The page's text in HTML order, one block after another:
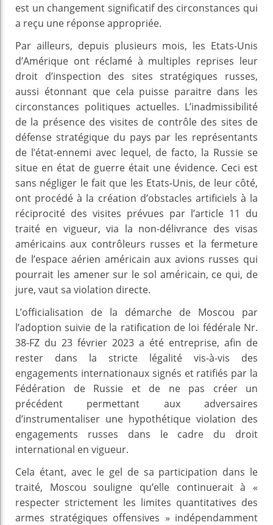
est un changement significatif des circonstances qui
a reçu une réponse appropriée.
Par ailleurs, depuis plusieurs mois, les Etats-Unis
d’Amérique ont réclamé à multiples reprises leur
droit d’inspection des sites stratégiques russes,
aussi étonnant que cela puisse paraitre dans les
circonstances politiques actuelles. L’inadmissibilité
de la présence des visites de contrôle des sites de
défense stratégique du pays par les représentants
de l’état-ennemi avec lequel, de facto, la Russie se
situe en état de guerre était une évidence. Ceci est
sans négliger le fait que les Etats-Unis, de leur côté,
ont procédé à la création d’obstacles artificiels à la
réciprocité des visites prévues par l’article 11 du
traité en vigueur, via la non-délivrance des visas
américains aux contrôleurs russes et la fermeture
de l’espace aérien américain aux avions russes qui
pourrait les amener sur le sol américain, ce qui, de
jure, vaut sa violation directe.
L’officialisation de la démarche de Moscou par
l’adoption suivie de la ratification de loi fédérale Nr.
38-FZ du 23 février 2023 a été entreprise, afin de
rester dans la stricte légalité vis-à-vis des
engagements internationaux signés et ratifiés par la
Fédération de Russie et de ne pas créer un
précédent permettant aux adversaires
d’instrumentaliser une hypothétique violation des
engagements russes dans le cadre du droit
international en vigueur.
Cela étant, avec le gel de sa participation dans le
traité, Moscou souligne qu’elle continuerait à «
respecter strictement les limites quantitatives des
armes stratégiques offensives » indépendamment